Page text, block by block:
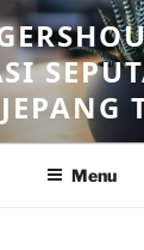
Menu